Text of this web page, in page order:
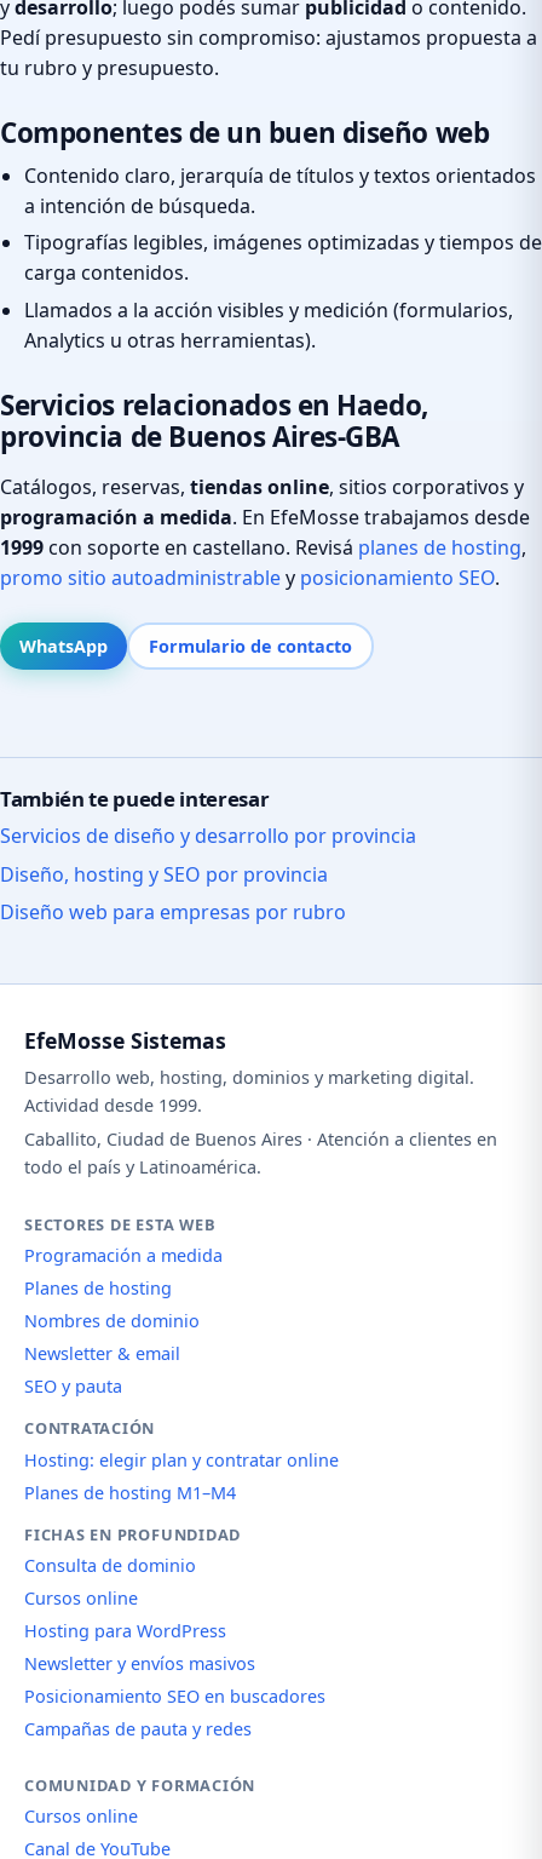
ydesarrollo; luego podés sumar publicidad o contenido.
Pedí presupuesto sin compromiso: ajustamos propuesta a
tu rubro y presupuesto.
Componentes de un buen diseño web
Contenido claro, jerarquía de títulos y textos orientados
a intención de búsqueda.
Tipografías legibles, imágenes optimizadas y tiempos de
carga contenidos.
Llamados a la acción visibles y medición (formularios,
Analytics u otras herramientas).
Servicios relacionados en Haedo,
provincia de Buenos Aires-GBA
Catálogos, reservas, tiendas online, sitios corporativos y
programación a medida. En EfeMosse trabajamos desde
1999con soporte en castellano. Revisá planes de hosting,
promo sitio autoadministrabley posicionamiento SEO.
WhatsApp Formulario de contacto
También te puede interesar
Servicios de diseño y desarrollo por provincia
Diseño, hosting y SEO por provincia
Diseño web para empresas por rubro
EfeMosse Sistemas
Desarrollo web, hosting, dominios y marketing digital.
Actividad desde 1999.
Caballito, Ciudad de Buenos Aires · Atención a clientes en
todo el país y Latinoamérica.
SECTORES DE ESTA WEB
Programación a medida
Planes de hosting
Nombres de dominio
Newsletter & email
SEO y pauta
CONTRATACIÓN
Hosting: elegir plan y contratar online
Planes de hosting M1–M4
FICHAS EN PROFUNDIDAD
Consulta de dominio
Cursos online
Hosting para WordPress
Newsletter y envíos masivos
Posicionamiento SEO en buscadores
Campañas de pauta y redes
COMUNIDAD Y FORMACIÓN
Cursos online
Canal de YouTube